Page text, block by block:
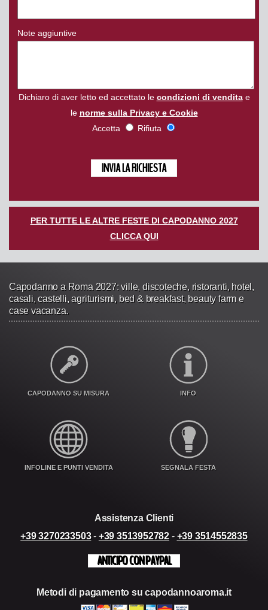
Note aggiuntive
Dichiaro di aver letto ed accettato le condizioni di venditae
le norme sulla Privacy e Cookie
Accetta
Rifiuta
PER TUTTE LE ALTRE FESTE DI CAPODANNO 2027
CLICCA QUI
Capodanno a Roma 2027: ville, discoteche, ristoranti, hotel,
casali, castelli, agriturismi, bed & breakfast, beauty farm e
case vacanza.
CAPODANNO SU MISURA INFO
INFOLINE E PUNTI VENDITA SEGNALA FESTA
Assistenza Clienti
+39 3270233503- +39 3513952782 - +39 3514552835
ANTICIPO CON PAYPAL
Metodi di pagamento su capodannoaroma.it